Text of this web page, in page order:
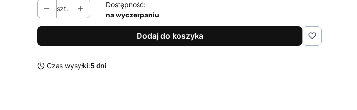
szt.
Dostępność:
na wyczerpaniu
Dodaj do koszyka
Czas wysyłki:5 dni